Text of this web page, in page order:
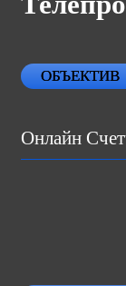
ОБЪЕКТИВ
Онлайн